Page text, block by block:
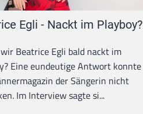
Egli - Nackt im Playboy?
Beatrice Egli bald nackt im
Eine eundeutige Antwort konnte
der Sängerin nicht
Im Interview sagte si...